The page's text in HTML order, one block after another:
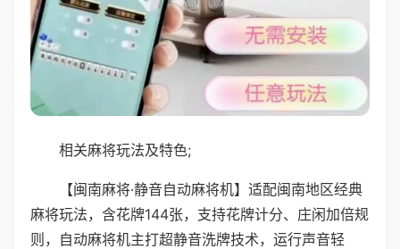
相关麻将玩法及特色;
【闽南麻将·静音自动麻将机】适配闽南地区经典
麻将玩法，含花牌144张，支持花牌计分、庄闲加倍规
则，自动麻将机主打超静音洗牌技术，运行声音轻